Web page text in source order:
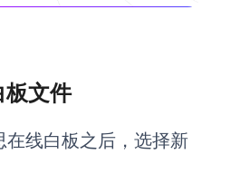
战略与流程设计
板文件
线白板之后，选择新